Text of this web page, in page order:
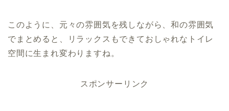
このように、元々の雰囲気を残しながら、和の雰囲気
でまとめると、リラックスもできておしゃれなトイレ
空間に生まれ変わりますね。
スポンサーリンク